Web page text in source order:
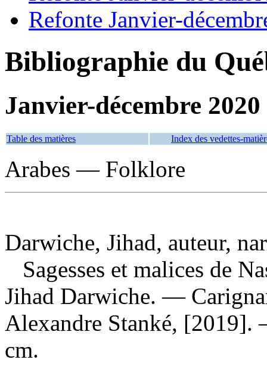
Refonte Janvier-
Bibliographie du
Janvier-décembre 2020
Table des matières Index des vedettes-
Arabes — Folklore
Darwiche, Jihad, auteur,
Sagesses et malices de
Jihad Darwiche. —
Alexandre Stanké,
cm.